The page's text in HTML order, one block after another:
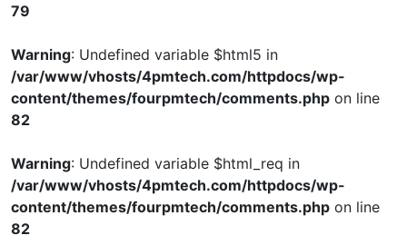
79
Warning: Undefined variable $html5 in
/var/www/vhosts/4pmtech.com/httpdocs/wp-
content/themes/fourpmtech/comments.php on line
82
Warning: Undefined variable $html_req in
/var/www/vhosts/4pmtech.com/httpdocs/wp-
content/themes/fourpmtech/comments.php on line
82